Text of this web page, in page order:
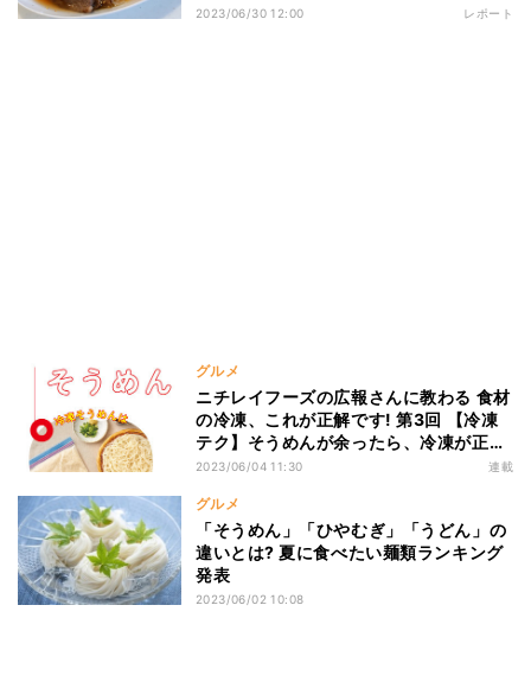
2023/06/30 12:00 レポート
グルメ
ニチレイフーズの広報さんに教わる 食材
の冷凍、これが正解です! 第3回 【冷凍
テク】そうめんが余ったら、冷凍が正解!
でも自然解凍やレンジはNG、おいしい
2023/06/04 11:30 連載
グルメ
「そうめん」「ひやむぎ」「うどん」の
違いとは? 夏に食べたい麺類ランキング
発表
2023/06/02 10:08